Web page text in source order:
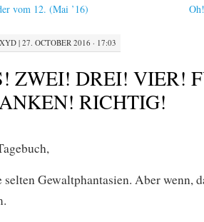
vom 12. (Mai ’16)
| 27. OCTOBER 2016 · 17:03
ZWEI! DREI! VIER!
RICHTIG!
selten Gewaltphantasien. Aber wenn,